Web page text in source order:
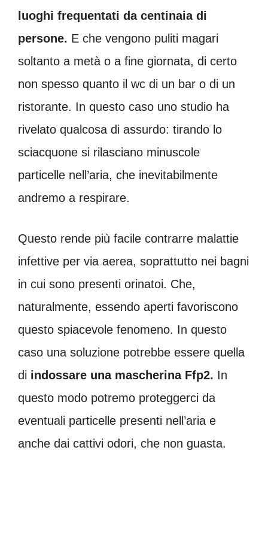
luoghi frequentati da centinaia di
persone. E che vengono puliti magari
soltanto a metà o a fine giornata, di certo
non spesso quanto il wc di un bar o di un
ristorante. In questo caso uno studio ha
rivelato qualcosa di assurdo: tirando lo
sciacquone si rilasciano minuscole
particelle nell’aria, che inevitabilmente
andremo a respirare.
Questo rende più facile contrarre malattie
infettive per via aerea, soprattutto nei bagni
in cui sono presenti orinatoi. Che,
naturalmente, essendo aperti favoriscono
questo spiacevole fenomeno. In questo
caso una soluzione potrebbe essere quella
di indossare una mascherina Ffp2. In
questo modo potremo proteggerci da
eventuali particelle presenti nell’aria e
anche dai cattivi odori, che non guasta.